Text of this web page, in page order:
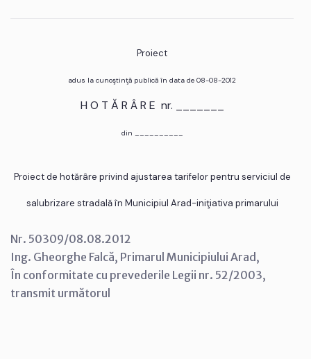
Proiect
adus la cunoştinţă publică în data de 08-08-2012
H O T Ă R Â R E nr. _______
din __________
Proiect de hotărâre privind ajustarea tarifelor pentru serviciul de
salubrizare stradală în Municipiul Arad-iniţiativa primarului
Nr. 50309/08.08.2012
Ing. Gheorghe Falcă, Primarul Municipiului Arad,
În conformitate cu prevederile Legii nr. 52/2003,
transmit următorul